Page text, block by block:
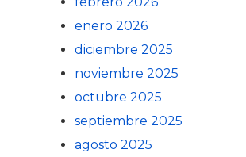
enero 2026
diciembre 2025
noviembre 2025
octubre 2025
septiembre 2025
agosto 2025